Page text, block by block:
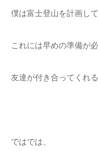
僕は富士登山を計画し
これには早めの準備が
友達が付き合ってくれ
ではでは、